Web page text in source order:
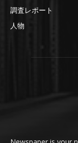
調査レポート
人物